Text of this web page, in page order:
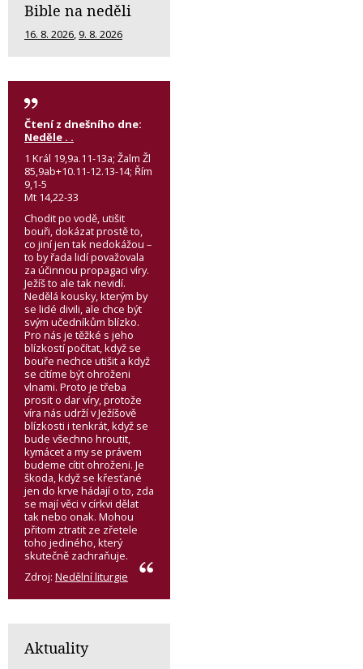
Bible na neděli
16. 8. 2026, 9. 8. 2026
Čtení z dnešního dne:
Neděle . .
1 Král 19,9a.11-13a; Žalm Žl
85,9ab+10.11-12.13-14; Řím
9,1-5
Mt 14,22-33
Chodit po vodě, utišit
bouři, dokázat prostě to,
co jiní jen tak nedokážou –
to by řada lidí považovala
za účinnou propagaci víry.
Ježíš to ale tak nevidí.
Nedělá kousky, kterým by
se lidé divili, ale chce být
svým učedníkům blízko.
Pro nás je těžké s jeho
blízkostí počítat, když se
bouře nechce utišit a když
se cítíme být ohroženi
vlnami. Proto je třeba
prosit o dar víry, protože
víra nás udrží v Ježíšově
blízkosti i tenkrát, když se
bude všechno hroutit,
kymácet a my se právem
budeme cítit ohroženi. Je
škoda, když se křesťané
jen do krve hádají o to, zda
se mají věci v církvi dělat
tak nebo onak. Mohou
přitom ztratit ze zřetele
toho jediného, který
skutečně zachraňuje.
Zdroj: Nedělní liturgie
Aktuality